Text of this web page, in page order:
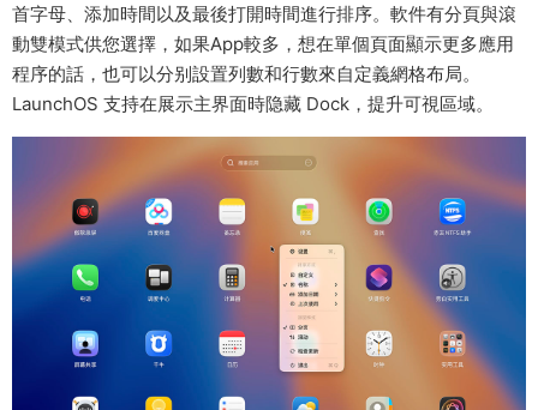
首字母、添加時間以及最後打開時間進行排序。軟件有分頁與滾
動雙模式供您選擇，如果App較多，想在單個頁面顯示更多應用
程序的話，也可以分别設置列數和行數來自定義網格布局。
LaunchOS 支持在展示主界面時隐藏 Dock，提升可視區域。